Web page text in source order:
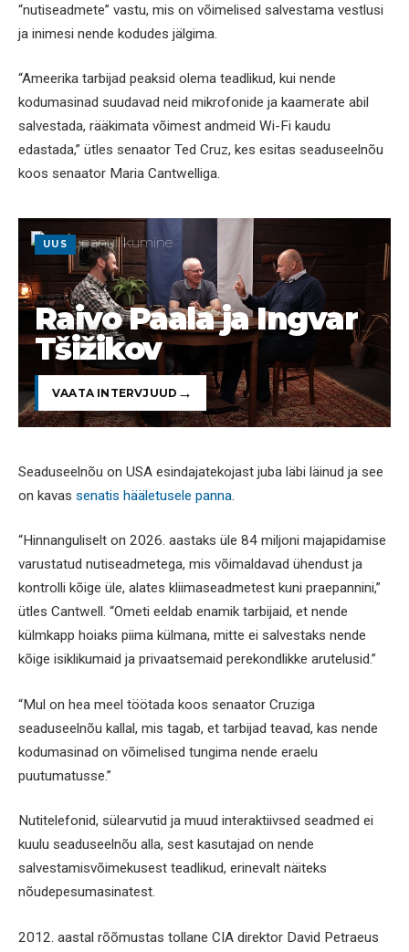
“nutiseadmete” vastu, mis on võimelised salvestama vestlusi
ja inimesi nende kodudes jälgima.
“Ameerika tarbijad peaksid olema teadlikud, kui nende
kodumasinad suudavad neid mikrofonide ja kaamerate abil
salvestada, rääkimata võimest andmeid Wi-Fi kaudu
edastada,” ütles senaator Ted Cruz, kes esitas seaduseelnõu
koos senaator Maria Cantwelliga.
UUS
Raivo Paala ja Ingvar
Tšižikov
VAATA INTERVJUUD
Seaduseelnõu on USA esindajatekojast juba läbi läinud ja see
on kavas senatis hääletusele panna
“Hinnanguliselt on 2026. aastaks üle 84 miljoni majapidamise
varustatud nutiseadmetega, mis võimaldavad ühendust ja
kontrolli kõige üle, alates kliimaseadmetest kuni praepannini,”
ütles Cantwell. “Ometi eeldab enamik tarbijaid, et nende
külmkapp hoiaks piima külmana, mitte ei salvestaks nende
kõige isiklikumaid ja privaatsemaid perekondlikke arutelusid.”
“Mul on hea meel töötada koos senaator Cruziga
seaduseelnõu kallal, mis tagab, et tarbijad teavad, kas nende
kodumasinad on võimelised tungima nende eraelu
puutumatusse.”
Nutitelefonid, sülearvutid ja muud interaktiivsed seadmed ei
kuulu seaduseelnõu alla, sest kasutajad on nende
salvestamisvõimekusest teadlikud, erinevalt näiteks
nõudepesumasinatest.
2012. aastal rõõmustas tollane CIA direktor David Petraeus